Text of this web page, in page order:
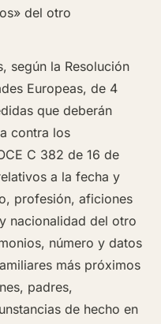
del otro
según la Resolución
Europeas, de 4
que deberán
contra los
C 382 de 16 de
a la fecha y
profesión, aficiones
nacionalidad del otro
número y datos
más próximos
padres,
de hecho en